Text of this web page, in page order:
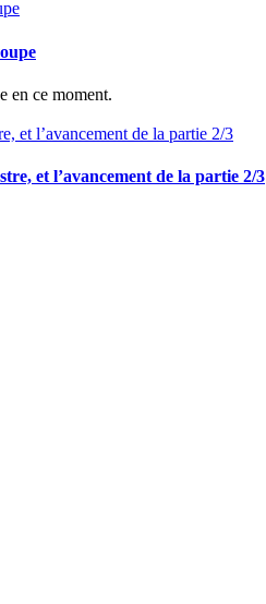
en ce moment.
et l’avancement de la partie 2/3